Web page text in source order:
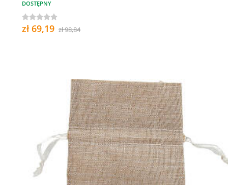
DOSTĘPNY
zł 69,19 zł 98,84